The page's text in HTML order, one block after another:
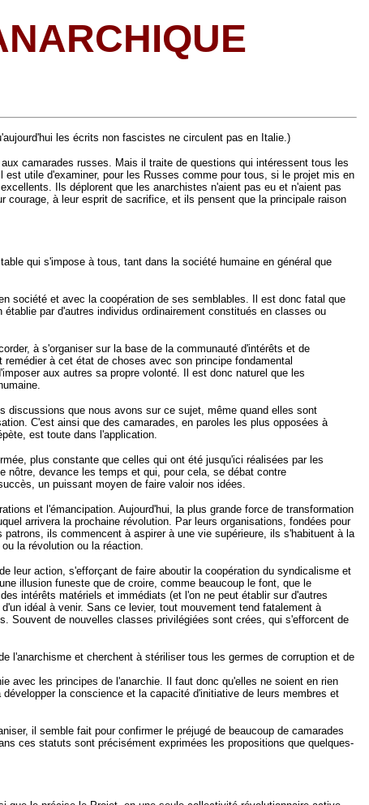
les écrits non fascistes ne circulent pas en Italie.)
camarades russes. Mais il traite de questions qui intéressent tous les
utile d'examiner, pour les Russes comme pour tous, si le projet mis en
Ils déplorent que les anarchistes n'aient pas eu et n'aient pas
courage, à leur esprit de sacrifice, et ils pensent que la principale raison
qui s'impose à tous, tant dans la société humaine en général que
société et avec la coopération de ses semblables. Il est donc fatal que
par d'autres individus ordinairement constitués en classes ou
à s'organiser sur la base de la communauté d'intérêts et de
à cet état de choses avec son principe fondamental
aux autres sa propre volonté. Il est donc naturel que les
discussions que nous avons sur ce sujet, même quand elles sont
C'est ainsi que des camarades, en paroles les plus opposées à
est toute dans l'application.
plus constante que celles qui ont été jusqu'ici réalisées par les
nôtre, devance les temps et qui, pour cela, se débat contre
un puissant moyen de faire valoir nos idées.
et l'émancipation. Aujourd'hui, la plus grande force de transformation
arrivera la prochaine révolution. Par leurs organisations, fondées pour
ils commencent à aspirer à une vie supérieure, ils s'habituent à la
la révolution ou la réaction.
leur action, s'efforçant de faire aboutir la coopération du syndicalisme et
illusion funeste que de croire, comme beaucoup le font, que le
intérêts matériels et immédiats (et l'on ne peut établir sur d'autres
idéal à venir. Sans ce levier, tout mouvement tend fatalement à
Souvent de nouvelles classes privilégiées sont crées, qui s'efforcent de
l'anarchisme et cherchent à stériliser tous les germes de corruption et de
avec les principes de l'anarchie. Il faut donc qu'elles ne soient en rien
la conscience et la capacité d'initiative de leurs membres et
il semble fait pour confirmer le préjugé de beaucoup de camarades
ces statuts sont précisément exprimées les propositions que quelques-